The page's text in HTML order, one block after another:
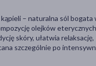
kąpieli – naturalna sól
olejków
skóry, ułatwia relaksację,
szczególnie po